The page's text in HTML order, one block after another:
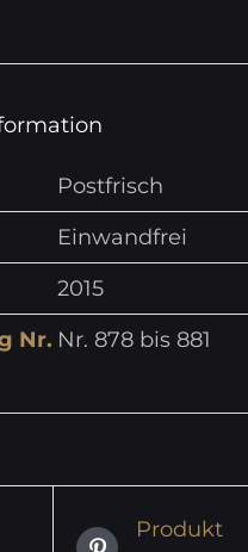
Postfrisch
Einwandfrei
2015
Nr. Nr. 878 bis 881
Produkt